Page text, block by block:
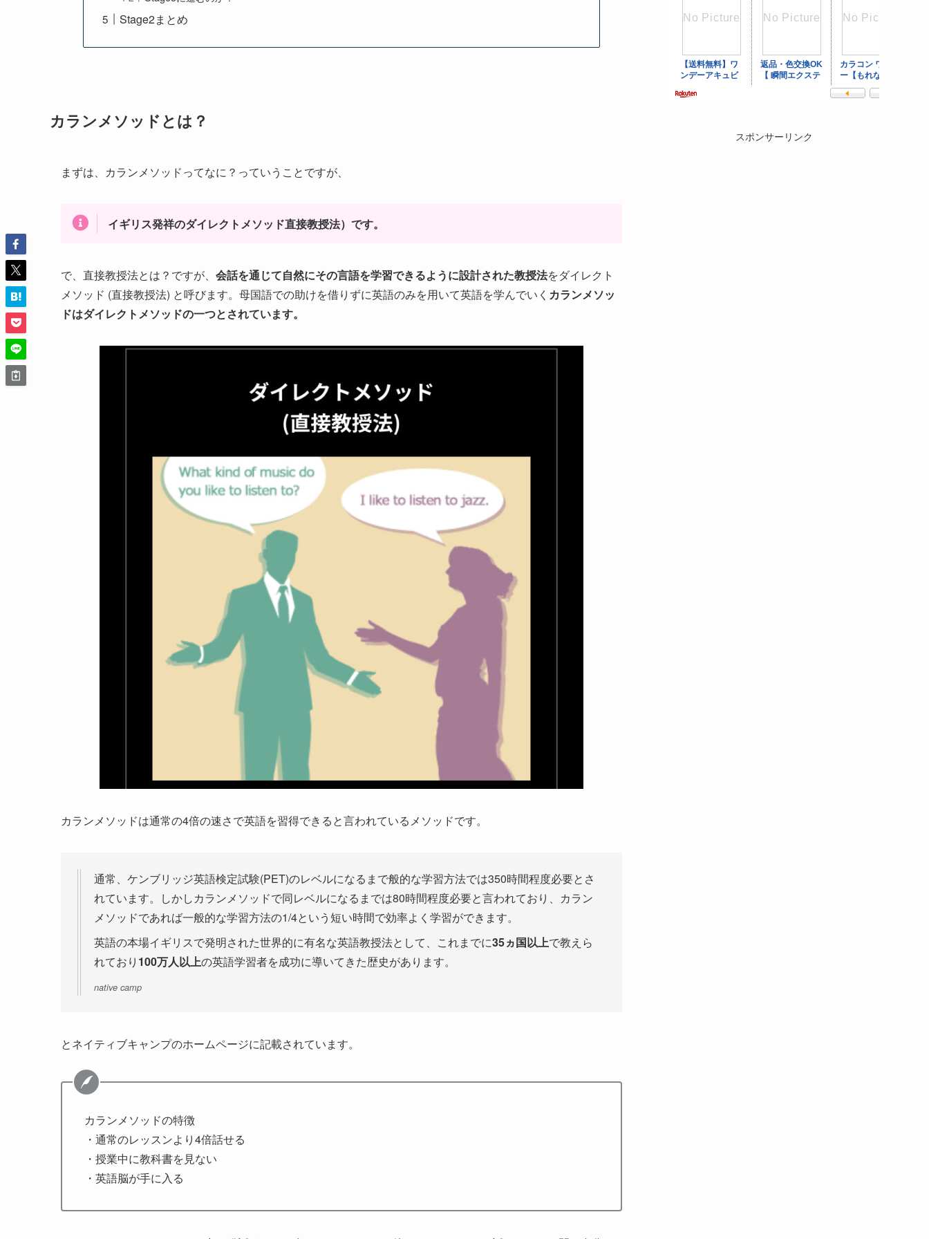
Stage2まとめ
カランメソッドとは？
まずは、カランメソッドってなに？っていうことですが、
イギリス発祥のダイレクトメソッド直接教授法）です。
で、直接教授法とは？ですが、 会話を通じて自然にその言語を学習できるように設計された教授法をダイレクト
メソッド (直接教授法) と呼びます。母国語での助けを借りずに英語のみを用いて英語を学んでいく カランメソッ
ドはダイレクトメソッドの一つとされています。
カランメソッドは通常の4倍の速さで英語を習得できると言われているメソッドです。
通常、ケンブリッジ英語検定試験(PET)のレベルになるまで般的な学習方法では350時間程度必要とさ
れています。しかしカランメソッドで同レベルになるまでは80時間程度必要と言われており、カラン
メソッドであれば一般的な学習方法の1/4という短い時間で効率よく学習ができます。
英語の本場イギリスで発明された世界的に有名な英語教授法として、これまでに35ヵ国以上で教えら
れており 100万人以上の英語学習者を成功に導いてきた歴史があります。
native camp
とネイティブキャンプのホームページに記載されています。
カランメソッドの特徴
・通常のレッスンより4倍話せる
・授業中に教科書を見ない
・英語脳が手に入る
スポンサーリンク